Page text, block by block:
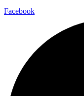
Facebook